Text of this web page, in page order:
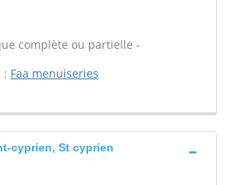
complète ou partielle -
: Faa menuiseries
cyprien, St cyprien